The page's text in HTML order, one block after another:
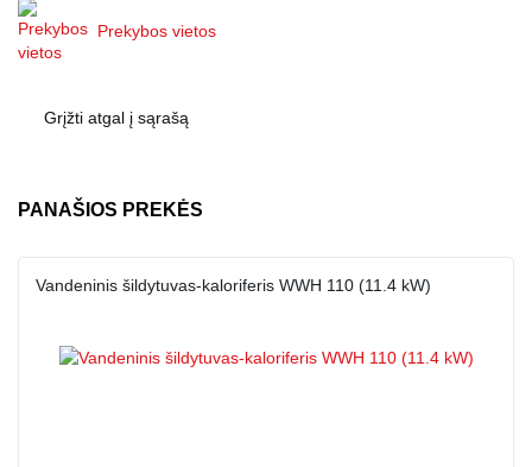
Prekybos vietos
Grįžti atgal į sąrašą
PANAŠIOS PREKĖS
Vandeninis šildytuvas-kaloriferis WWH 110 (11.4 kW)